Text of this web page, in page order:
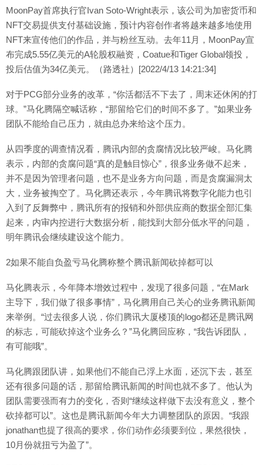
MoonPay首席执行官Ivan Soto-Wright表示，该公司为加密货币和
NFT交易提供支付基础设施，预计内容创作者将越来越多地使用
NFT来宣传他们的作品，并与粉丝互动。去年11月，MoonPay宣
布完成5.55亿美元的A轮股权融资，Coatue和Tiger Global领投，
投后估值为34亿美元。（路透社）[2022/4/13 14:21:34]
对于PCG部分业务的改革，“你活都活不下去了，周末还休闲的打
球。”马化腾隔空喊话称，“那留给它们的时间不多了。”如果业务
团队不能给自己压力，就由总办来给这个压力。
从四季度的调查情况看，腾讯内部的贪腐情况比较严峻。马化腾
表示，内部的贪腐问题“真的是触目惊心”，很多业务做不起来，
并不是因为管理者问题，也不是业务方向问题，而是贪腐漏洞太
大，业务被掏空了。马化腾还表示，今年腾讯将数字化能力也引
入到了反舞弊中，腾讯所有的报销和外部供应商的数据全部汇集
起来，内审内控进行大数据分析，能找到大部分低水平的问题，
明年腾讯会继续建设这个能力。
2如果不能自负盈亏马化腾称整个腾讯新闻砍掉都可以
马化腾表示，今年降本增效过程中，发现了很多问题，“在Mark
主导下，我们做了很多事情”，马化腾用自己关心的业务腾讯新闻
来举例。“过去很多人说，你们腾讯大厦楼顶的logo都还是腾讯网
的标志，可能砍掉这个业务么？”马化腾回应称，“我告诉团队，
有可能哦”。
马化腾跟团队讲，如果他们不能自己浮上水面，还沉下去，甚至
还有很多问题的话，那留给腾讯新闻的时间也就不多了。他认为
团队需要强而有力的变化，否则“继续这样做下去没有意义，整个
砍掉都可以”。这也是腾讯新闻今年大力调整团队的原因。“我跟
jonathan也提了很高的要求，你们动作必须要到位，果然很快，
10月份就扭亏为盈了”。